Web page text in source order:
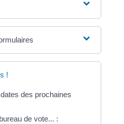
!
des prochaines
de vote... :